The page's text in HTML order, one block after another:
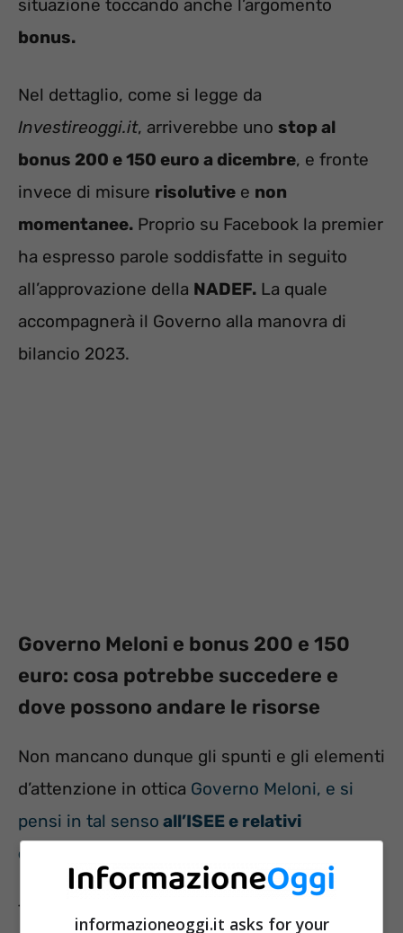
situazione toccando anche l’argomento
bonus.
Nel dettaglio, come si legge da
Investireoggi.it, arriverebbe uno stop al
bonus 200 e 150 euro a dicembre, e fronte
invece di misure risolutive e non
momentanee. Proprio su Facebook la premier
ha espresso parole soddisfatte in seguito
all’approvazione della NADEF. La quale
accompagnerà il Governo alla manovra di
bilancio 2023.
Governo Meloni e bonus 200 e 150
euro: cosa potrebbe succedere e
dove possono andare le risorse
Non mancano dunque gli spunti e gli elementi
d’attenzione in ottica Governo Meloni, e si
pensi in tal senso all’ISEE e relativi
cambiamenti.
Tornando invece al punto in oggetto, il
informazioneoggi.it asks for your